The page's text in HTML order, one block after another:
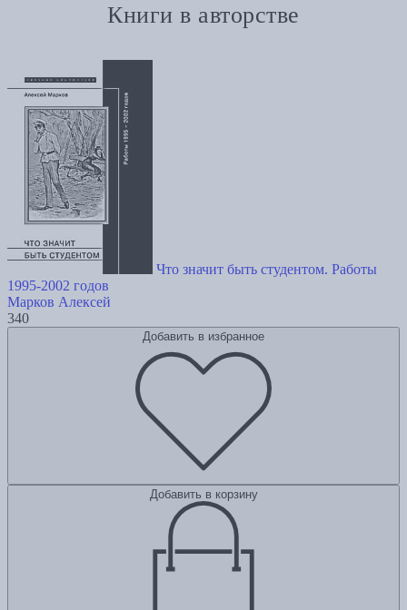
Книги в авторстве
Что значит быть студентом. Работы
1995-2002 годов
Марков Алексей
340
Добавить в избранное
Добавить в корзину